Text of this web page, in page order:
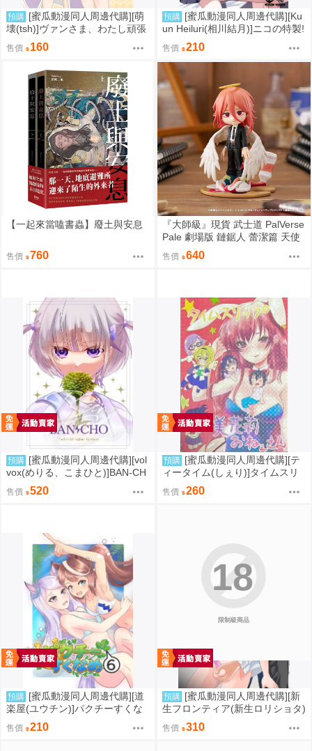
預購 [蜜瓜動漫同人周邊代購][萌
壊(tsh)]ヴァンさま、わたし頑張
ります!(同人誌)
售價 160
預購 [蜜瓜動漫同人周邊代購][Ku
un Heiluri(相川結月)]ニコの特製!
おいなりフルコース(蔚藍檔案)
(同人誌)
售價 210
【一起來當嗑書蟲】廢土與安息
售價 760
『大師級』現貨 武士道 PalVerse
Pale 劇場版 鏈鋸人 蕾潔篇 天使
售價 640
預購 [蜜瓜動漫同人周邊代購][vol
vox(めりる、こまひと)]BAN-CH
O(Hololive)(同人誌)
售價 520
預購 [蜜瓜動漫同人周邊代購][テ
ィータイム(しぇり)]タイムスリ
ップ★美花莉おねぇさん!(2.5次
元的誘惑)(同人誌)
售價 260
預購 [蜜瓜動漫同人周邊代購][道
楽屋(ユウチン)]パクチーすくな
め6(賽馬娘)(同人誌)
售價 210
限制級商品
18
預購 [蜜瓜動漫同人周邊代購][新
生フロンティア(新生ロリショタ)
(桐下悠司、姫花此咲、kozi)]校
内●●日誌ーお兄ちゃんとの秘密
售價 310